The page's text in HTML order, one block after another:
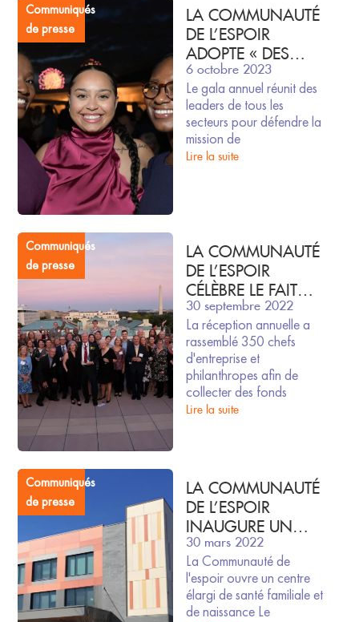
Communiqués
de presse
LA COMMUNAUTÉ
DE L’ESPOIR
ADOPTE « DES
ACTIONS
AUDACIEUSES
ENSEMBLE » LORS
DE LA 2023
6 octobre 2023
Le gala annuel réunit des
leaders de tous les
secteurs pour défendre la
mission de
Lire la suite
Communiqués
de presse
LA COMMUNAUTÉ
DE L’ESPOIR
CÉLÈBRE LE FAIT
D’ÊTRE « À
NOUVEAU
ENSEMBLE » LORS
DE LA 2022E NUIT
DE L’ESPOIR
ANNUELLE
30 septembre 2022
La réception annuelle a
rassemblé 350 chefs
d'entreprise et
philanthropes afin de
collecter des fonds
Lire la suite
Communiqués
de presse
LA COMMUNAUTÉ
DE L’ESPOIR
INAUGURE UN
NOUVEAU CENTRE
DE SANTÉ
FAMILIALE ET DE
NAISSANCE
30 mars 2022
La Communauté de
l'espoir ouvre un centre
élargi de santé familiale et
de naissance Le